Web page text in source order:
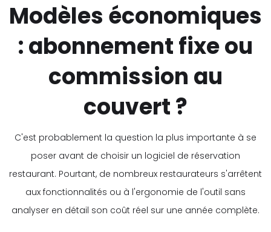
Modèles économiques
: abonnement fixe ou
commission au
couvert ?
C'est probablement la question la plus importante à se
poser avant de choisir un logiciel de réservation
restaurant. Pourtant, de nombreux restaurateurs s'arrêtent
aux fonctionnalités ou à l'ergonomie de l'outil sans
analyser en détail son coût réel sur une année complète.